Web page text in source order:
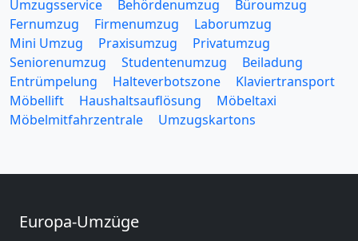
Umzugsservice Behördenumzug
Büroumzug
Fernumzug
Firmenumzug
Laborumzug
Mini Umzug
Praxisumzug
Privatumzug
Seniorenumzug
Studentenumzug
Beiladung
Entrümpelung
Halteverbotszone
Klaviertransport
Möbellift
Haushaltsauflösung
Möbeltaxi
Möbelmitfahrzentrale
Umzugskartons
Europa-Umzüge